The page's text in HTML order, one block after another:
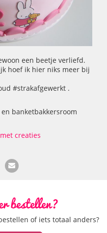
een beetje verliefd.
hoef ik hier niks meer bij
#strakafgewerkt .
banketbakkersroom
creaties
bestellen?
of iets totaal anders?